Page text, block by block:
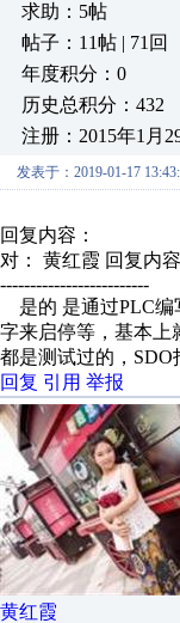
求助：5帖
帖子：11帖 | 71回
年度积分：0
历史总积分：432
注册：2015年1月
发表于：2019-01-17
回复内容：
对： 黄红霞 回复内
-------------------------
是的 是通过PLC编
字来启停等，基本上
都是测试过的，
回复 引用 举报
黄红霞